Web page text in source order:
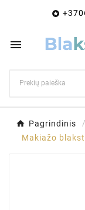


Pagrindinis
Makiažo